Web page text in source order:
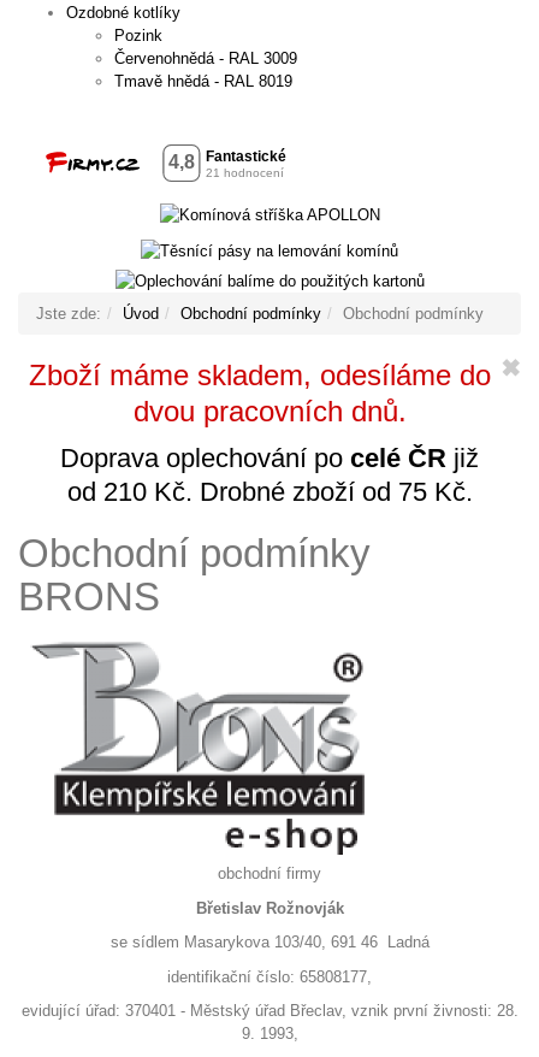
Ozdobné kotlíky
Pozink
Červenohnědá - RAL 3009
Tmavě hnědá - RAL 8019
Jste zde: Úvod Obchodní podmínky Obchodní podmínky
✖
Zboží máme skladem, odesíláme do
dvou pracovních dnů.
Doprava oplechování po celé ČR již
od 210 Kč. Drobné zboží od 75 Kč.
Obchodní podmínky
BRONS
obchodní firmy
Břetislav Rožnovják
se sídlem Masarykova 103/40, 691 46 Ladná
identifikační číslo: 65808177,
evidující úřad: 370401 - Městský úřad Břeclav, vznik první živnosti: 28.
9. 1993,